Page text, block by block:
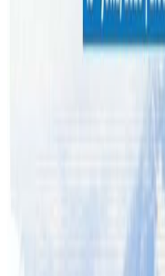
यस वेवसाइटमा प्रकाशित
प्रतिक्रिया, गुनासो, सुझाव
पठाउनुहोला । तपाईंको
प्रतिक्रिया दिनुहोस